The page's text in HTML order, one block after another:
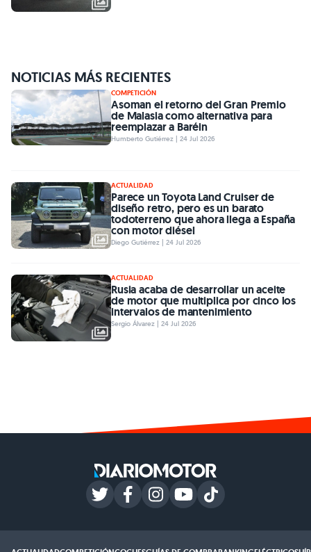
NOTICIAS MÁS RECIENTES
COMPETICIÓN
Asoman el retorno del Gran Premio
de Malasia como alternativa para
reemplazar a Baréin
Humberto Gutiérrez | 24 Jul 2026
ACTUALIDAD
Parece un Toyota Land Cruiser de
diseño retro, pero es un barato
todoterreno que ahora llega a España
con motor diésel
Diego Gutiérrez | 24 Jul 2026
ACTUALIDAD
Rusia acaba de desarrollar un aceite
de motor que multiplica por cinco los
intervalos de mantenimiento
Sergio Álvarez | 24 Jul 2026